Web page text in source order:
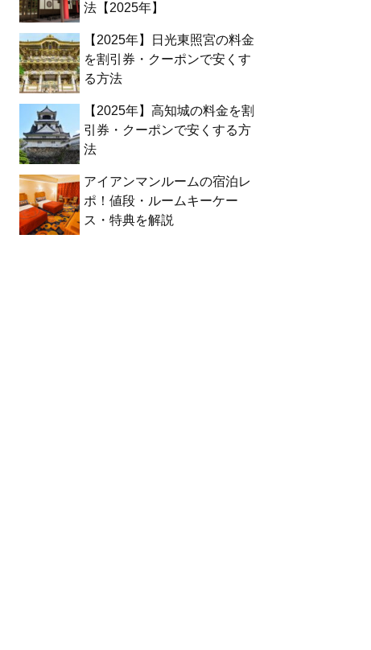
法【2025年】
【2025年】日光東照宮の料金
を割引券・クーポンで安くす
る方法
【2025年】高知城の料金を割
引券・クーポンで安くする方
法
アイアンマンルームの宿泊レ
ポ！値段・ルームキーケー
ス・特典を解説